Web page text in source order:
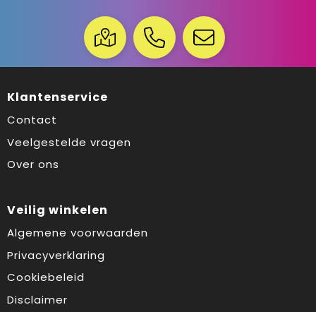
Klantenservice
Contact
Veelgestelde vragen
Over ons
Veilig winkelen
Algemene voorwaarden
Privacyverklaring
Cookiebeleid
Disclaimer